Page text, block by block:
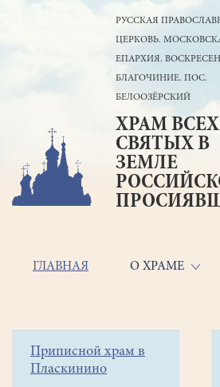
РУССКАЯ
ЦЕРКОВЬ.
ЕПАРХИЯ.
БЛАГОЧИНИЕ. ПОС.
БЕЛООЗЁРСКИЙ
ХРАМ ВСЕХ
СВЯТЫХ В
ЗЕМЛЕ
Основная
ГЛАВНАЯ О ХРАМЕ
Боковое
меню
Приписной храм в
Пласкинино